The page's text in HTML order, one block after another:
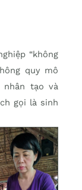
“không
quy mô
nhân tạo và
gọi là sinh